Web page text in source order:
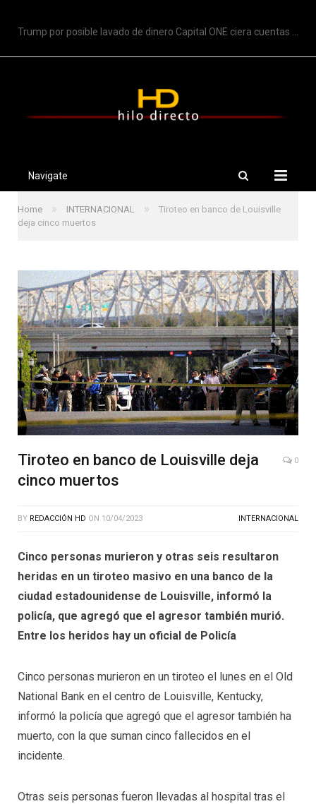
Trump por posible lavado de dinero Capital ONE ciera cuentas de Trump
Navigate
Home » INTERNACIONAL »
Tiroteo en banco de Louisville
deja cinco muertos
Tiroteo en banco de Louisville deja
cinco muertos
0
BY REDACCIÓN HD ON 10/04/2023 INTERNACIONAL
Cinco personas murieron y otras seis resultaron
heridas en un tiroteo masivo en una banco de la
ciudad estadounidense de Louisville, informó la
policía, que agregó que el agresor también murió.
Entre los heridos hay un oficial de Policía
Cinco personas murieron en un tiroteo el lunes en el Old
National Bank en el centro de Louisville, Kentucky,
informó la policía que agregó que el agresor también ha
muerto, con la que suman cinco fallecidos en el
incidente.
Otras seis personas fueron llevadas al hospital tras el